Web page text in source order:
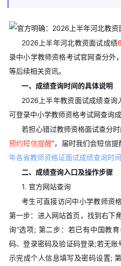
2026上半年河北教资面试成绩
录中小学教师资格考试官网查分外
等后续相关资讯。
一、成绩查询时间的具体说明
2026上半年教资面试成绩查询
可登录中小学教师资格考试网查询成
若担心错过教师资格面试查分
预约短信提醒”，届时我们会短信
年各省教师资格证面试成绩查询时
二、成绩查询入口及操作步骤
1. 官方网站查询
考生可直接访问中小学教师资
第一步：进入网站首页，找到右下
询”选项; 第二步：若已有中国教
码、登录密码及验证码登录;若无账
示完成个人信息填写及密码设置;